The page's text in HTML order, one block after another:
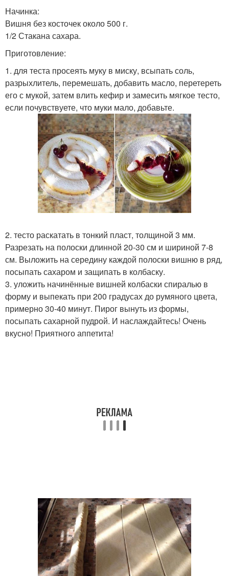
Начинка:
Вишня без косточек около 500 г.
1/2 Стакана сахара.
Приготовление:
1. для теста просеять муку в миску, всыпать соль,
разрыхлитель, перемешать, добавить масло, перетереть
его с мукой, затем влить кефир и замесить мягкое тесто,
если почувствуете, что муки мало, добавьте.
2. тесто раскатать в тонкий пласт, толщиной 3 мм.
Разрезать на полоски длинной 20-30 см и шириной 7-8
см. Выложить на середину каждой полоски вишню в ряд,
посыпать сахаром и защипать в колбаску.
3. уложить начинённые вишней колбаски спиралью в
форму и выпекать при 200 градусах до румяного цвета,
примерно 30-40 минут. Пирог вынуть из формы,
посыпать сахарной пудрой. И наслаждайтесь! Очень
вкусно! Приятного аппетита!